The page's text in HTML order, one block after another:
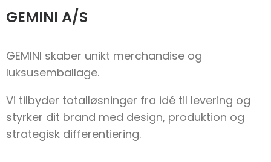
GEMINI A/S
GEMINI skaber unikt merchandise og
luksusemballage.
Vi tilbyder totalløsninger fra idé til levering og
styrker dit brand med design, produktion og
strategisk differentiering.